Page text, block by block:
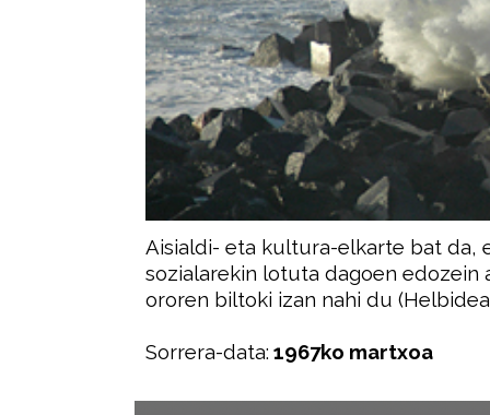
Aisialdi- eta kultura-elkarte bat da,
sozialarekin lotuta dagoen edozein
ororen biltoki izan nahi du
Sorrera-data: 1967ko martxoa